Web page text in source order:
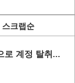
스크랩순
로 계정 탈취...